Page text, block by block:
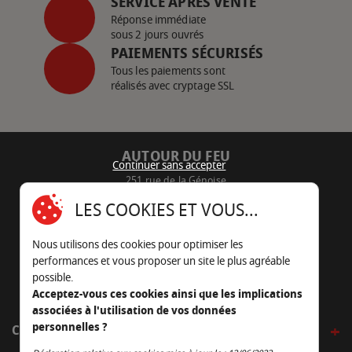
Réponse immédiate
sous 2 jours ouvrés
PAIEMENTS SÉCURISÉS
Tous les paiements sont
réalisés avec cryptage SSL
AUTOUR DU FEU
251 rue de la Génoise
05 45 22 98 09
Nous envoyer un e-mail
CÔTÉ OUTDOOR
Continuer sans accepter
LES COOKIES ET VOUS...
Nous utilisons des cookies pour optimiser les
performances et vous proposer un site le plus agréable
possible.
Acceptez-vous ces cookies ainsi que les implications
associées à l'utilisation de vos données
personnelles ?